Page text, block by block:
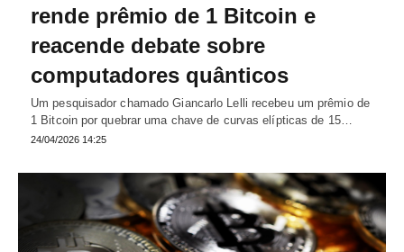
rende prêmio de 1 Bitcoin e
reacende debate sobre
computadores quânticos
Um pesquisador chamado Giancarlo Lelli recebeu um prêmio de
1 Bitcoin por quebrar uma chave de curvas elípticas de 15…
24/04/2026 14:25